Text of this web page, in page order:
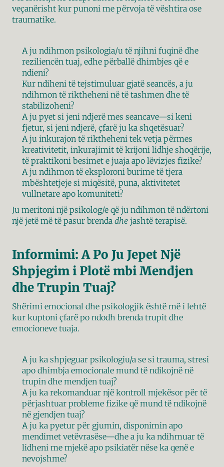
veçanërisht kur punoni me përvoja të vështira ose
traumatike.
A ju ndihmon psikologia/u të njihni fuqinë dhe
reziliencën tuaj, edhe përballë dhimbjes që e
ndieni?
Kur ndiheni të tejstimuluar gjatë seancës, a ju
ndihmon të riktheheni në të tashmen dhe të
stabilizoheni?
A ju pyet si jeni ndjerë mes seancave—si keni
fjetur, si jeni ndjerë, çfarë ju ka shqetësuar?
A ju inkurajon të riktheheni tek vetja përmes
kreativitetit, inkurajimit të krijoni lidhje shoqërije,
të praktikoni besimet e juaja apo lëvizjes fizike?
A ju ndihmon të eksploroni burime të tjera
mbështetjeje si miqësitë, puna, aktivitetet
vullnetare apo komuniteti?
Ju meritoni një psikolog/e që ju ndihmon të ndërtoni
një jetë më të pasur brenda dhe jashtë terapisë.
Informimi: A Po Ju Jepet Një
Shpjegim i Plotë mbi Mendjen
dhe Trupin Tuaj?
Shërimi emocional dhe psikologjik është më i lehtë
kur kuptoni çfarë po ndodh brenda trupit dhe
emocioneve tuaja.
A ju ka shpjeguar psikologiu/a se si trauma, stresi
apo dhimbja emocionale mund të ndikojnë në
trupin dhe mendjen tuaj?
A ju ka rekomanduar një kontroll mjekësor për të
përjashtuar probleme fizike që mund të ndikojnë
në gjendjen tuaj?
A ju ka pyetur për gjumin, disponimin apo
mendimet vetëvrasëse—dhe a ju ka ndihmuar të
lidheni me mjekë apo psikiatër nëse ka qenë e
nevojshme?